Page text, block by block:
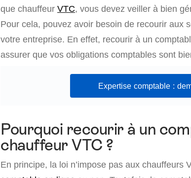
que chauffeur VTC, vous devez veiller à bien
Pour cela, pouvez avoir besoin de recourir aux
votre entreprise. En effet, recourir à un
assurer que vos obligations comptables sont
Expertise comptable :
Pourquoi recourir à un
chauffeur VTC ?
En principe, la loi n’impose pas aux chauffeurs